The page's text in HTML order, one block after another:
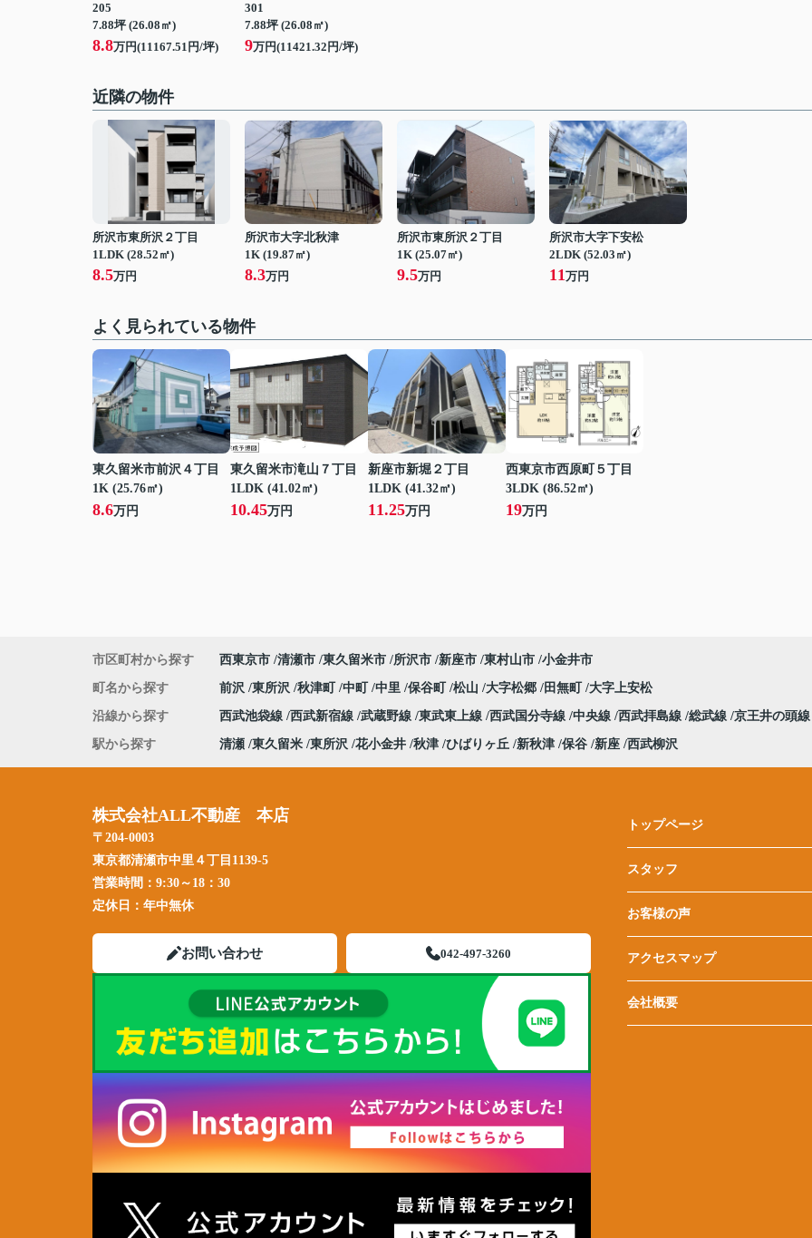
205
7.88坪 (26.08㎡)
8.8万円(11167.51円/坪)
301
7.88坪 (26.08㎡)
9万円(11421.32円/坪)
近隣の物件
所沢市東所沢２丁目
1LDK (28.52㎡)
8.5万円
所沢市大字北秋津
1K (19.87㎡)
8.3万円
所沢市東所沢２丁目
1K (25.07㎡)
9.5万円
所沢市大字下安松
2LDK (52.03㎡)
11万円
よく見られている物件
東久留米市前沢４丁目
1K (25.76㎡)
8.6万円
東久留米市滝山７丁目
1LDK (41.02㎡)
10.45万円
新座市新堀２丁目
1LDK (41.32㎡)
11.25万円
西東京市西原町５丁目
3LDK (86.52㎡)
19万円
市区町村から探す 西東京市 清瀬市 東久留米市 所沢市 新座市 東村山市 小金井市
町名から探す 前沢 東所沢 秋津町 中町 中里 保谷町 松山 大字松郷 田無町 大字上安松
沿線から探す 西武池袋線 西武新宿線 武蔵野線 東武東上線 西武国分寺線 中央線 西武拝島線 総武線 京王井の頭線
駅から探す 清瀬 東久留米 東所沢 花小金井 秋津 ひばりヶ丘 新秋津 保谷 新座 西武柳沢
株式会社ALL不動産 本店
〒204-0003
東京都清瀬市中里４丁目1139-5
営業時間： 9:30～18：30
定休日： 年中無休
お問い合わせ 042-497-3260
トップページ
スタッフ
お客様の声
アクセスマップ
会社概要